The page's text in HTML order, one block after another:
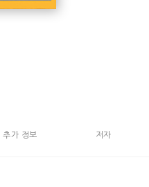
추가 정보 저자